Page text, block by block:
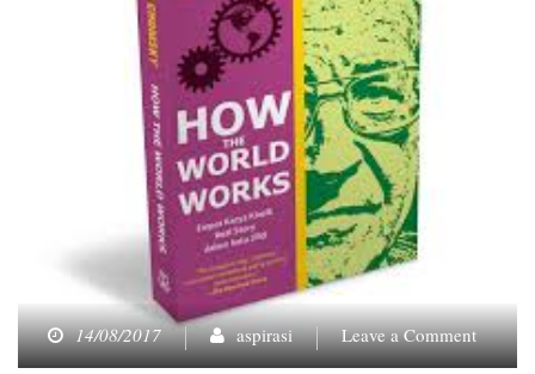
14/08/2017 aspirasi Leave a Commenton
Menilik